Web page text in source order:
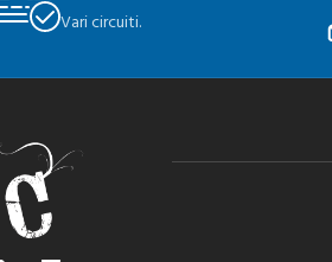
Vari circuiti.